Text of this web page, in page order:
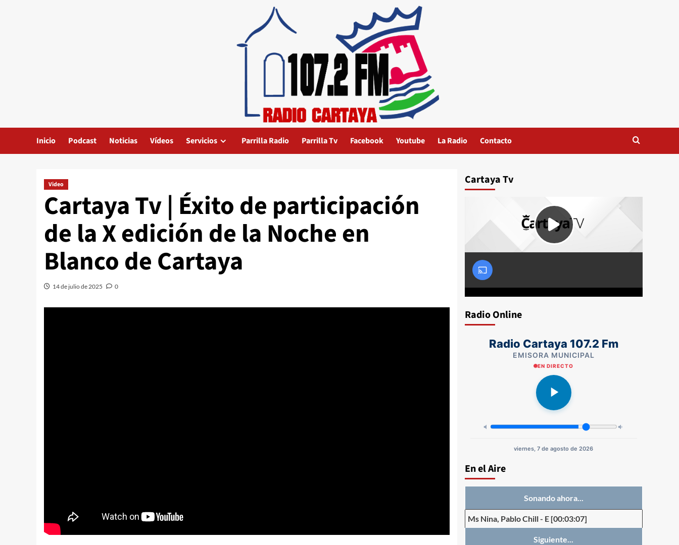
Inicio Podcast Noticias Vídeos Servicios Parrilla Radio Parrilla Tv Facebook Youtube La Radio Contacto
Video
Cartaya Tv | Éxito de participación
de la X edición de la Noche en
Blanco de Cartaya
14 de julio de 2025 0
Cartaya Tv
Radio Online
Radio Cartaya 107.2 Fm
EMISORA MUNICIPAL
EN DIRECTO
viernes, 7 de agosto de 2026
En el Aire
Sonando ahora...
Ms Nina, Pablo Chill- E [00:03:07]
Siguiente...